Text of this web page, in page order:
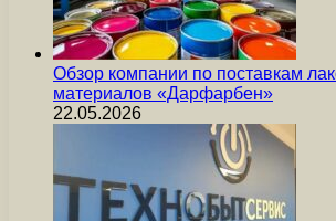
Обзор компании по поставкам
материалов «Дарфарбен»
22.05.2026